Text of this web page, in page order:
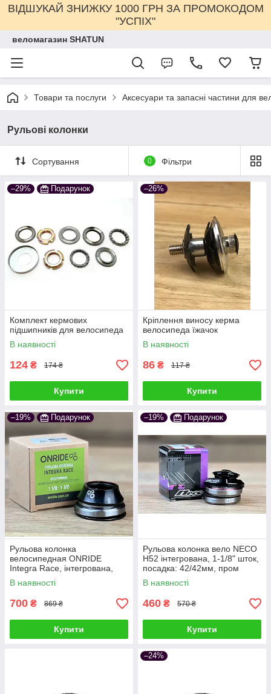
ВІДШУКАЙ ЗНИЖКУ 1000 ГРН ЗА ПРОМОКОДОМ
"УСПІХ"
веломагазин SHATUN
Товари та послуги Аксесуари та запасні частини для
Рульові колонки
Сортування 0 Фільтри
–29% Подарунок
Комплект кермових
підшипників для велосипеда
В наявності
124 ₴ 174 ₴
Купити
–26%
Кріплення виносу керма
велосипеда їжачок
В наявності
86 ₴ 117 ₴
Купити
–19% Подарунок
Рульова колонка
велосипедная ONRIDE
Integra Race, інтегрована,
пром., (1 1/8 - 1 1/2)
В наявності
700 ₴ 869 ₴
Купити
–19% Подарунок
Рульова колонка вело NECO
H52 інтегрована, 1-1/8" шток,
посадка: 42/42мм, пром
В наявності
460 ₴ 570 ₴
Купити
–24%